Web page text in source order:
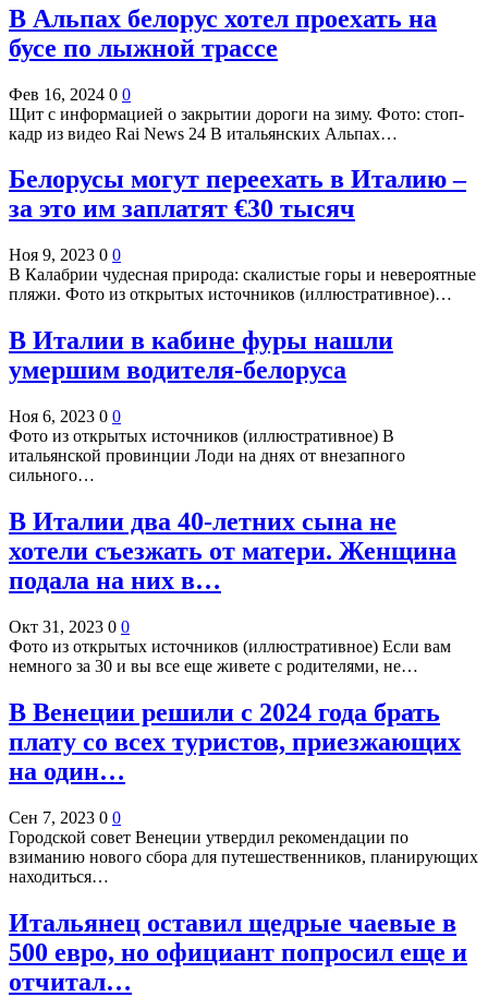
В Альпах белорус хотел проехать на
бусе по лыжной трассе
Фев 16, 2024 0 0
Щит с информацией о закрытии дороги на зиму. Фото: стоп-
кадр из видео Rai News 24 В итальянских Альпах…
Белорусы могут переехать в Италию –
за это им заплатят €30 тысяч
Ноя 9, 2023 0 0
В Калабрии чудесная природа: скалистые горы и невероятные
пляжи. Фото из открытых источников (иллюстративное)…
В Италии в кабине фуры нашли
умершим водителя-белоруса
Ноя 6, 2023 0 0
Фото из открытых источников (иллюстративное) В
итальянской провинции Лоди на днях от внезапного
сильного…
В Италии два 40-летних сына не
хотели съезжать от матери. Женщина
подала на них в…
Окт 31, 2023 0 0
Фото из открытых источников (иллюстративное) Если вам
немного за 30 и вы все еще живете с родителями, не…
В Венеции решили с 2024 года брать
плату со всех туристов, приезжающих
на один…
Сен 7, 2023 0 0
Городской совет Венеции утвердил рекомендации по
взиманию нового сбора для путешественников, планирующих
находиться…
Итальянец оставил щедрые чаевые в
500 евро, но официант попросил еще и
отчитал…